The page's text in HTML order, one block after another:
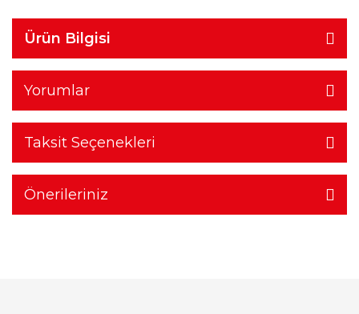
Ürün Bilgisi
Yorumlar
Taksit Seçenekleri
Önerileriniz